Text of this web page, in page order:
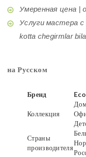
Умеренная цена |
Услуги мастера с
kotta chegirmlar
на Русском
Бренд
Коллекция
Страны
производителя